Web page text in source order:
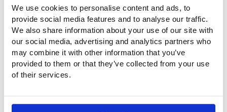
We use cookies to personalise content and ads, to
provide social media features and to analyse our traffic.
We also share information about your use of our site with
our social media, advertising and analytics partners who
may combine it with other information that you’ve
provided to them or that they’ve collected from your use
of their services.